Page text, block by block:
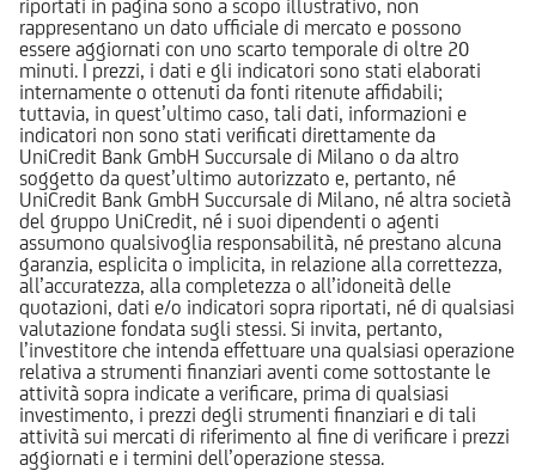
riportati in pagina sono a scopo illustrativo, non
rappresentano un dato ufficiale di mercato e possono
essere aggiornati con uno scarto temporale di oltre 20
minuti. I prezzi, i dati e gli indicatori sono stati elaborati
internamente o ottenuti da fonti ritenute affidabili;
tuttavia, in quest’ultimo caso, tali dati, informazioni e
indicatori non sono stati verificati direttamente da
UniCredit Bank GmbH Succursale di Milano o da altro
soggetto da quest’ultimo autorizzato e, pertanto, né
UniCredit Bank GmbH Succursale di Milano, né altra società
del gruppo UniCredit, né i suoi dipendenti o agenti
assumono qualsivoglia responsabilità, né prestano alcuna
garanzia, esplicita o implicita, in relazione alla correttezza,
all’accuratezza, alla completezza o all’idoneità delle
quotazioni, dati e/o indicatori sopra riportati, né di qualsiasi
valutazione fondata sugli stessi. Si invita, pertanto,
l’investitore che intenda effettuare una qualsiasi operazione
relativa a strumenti finanziari aventi come sottostante le
attività sopra indicate a verificare, prima di qualsiasi
investimento, i prezzi degli strumenti finanziari e di tali
attività sui mercati di riferimento al fine di verificare i prezzi
aggiornati e i termini dell’operazione stessa.